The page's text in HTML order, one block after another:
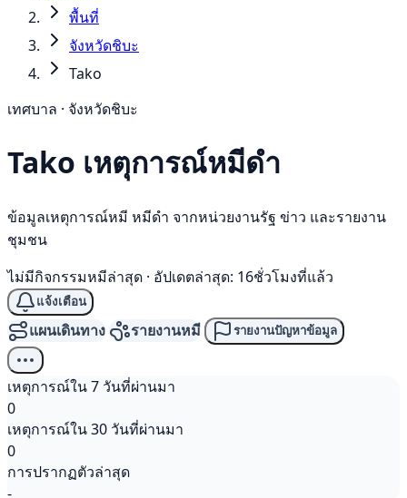
พื้นที่
จังหวัดชิบะ
Tako
เทศบาล · จังหวัดชิบะ
Tako เหตุการณ์หมีดำ
ข้อมูลเหตุการณ์หมี หมีดำ จากหน่วยงานรัฐ ข่าว และรายงาน
ชุมชน
ไม่มีกิจกรรมหมีล่าสุด · อัปเดตล่าสุด: 16ชั่วโมงที่แล้ว
แจ้งเตือน
แผนเดินทาง รายงานหมี รายงานปัญหาข้อมูล
เหตุการณ์ใน 7 วันที่ผ่านมา
0
เหตุการณ์ใน 30 วันที่ผ่านมา
0
การปรากฏตัวล่าสุด
-